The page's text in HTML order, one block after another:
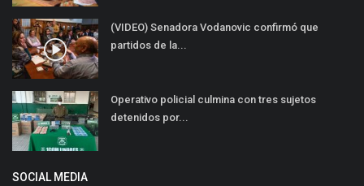
(VIDEO) Senadora Vodanovic confirmó que
partidos de la...
Operativo policial culmina con tres sujetos
detenidos por...
SOCIAL MEDIA